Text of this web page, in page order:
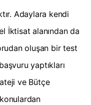
Adaylara kendi
İktisat alanından da
oluşan bir test
yaptıkları
ve Bütçe
konulardan